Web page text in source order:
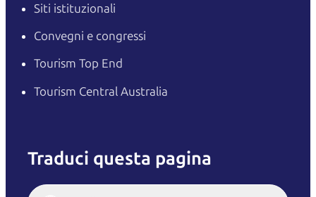
Siti istituzionali
Convegni e congressi
Tourism Top End
Tourism Central Australia
Traduci questa pagina
Italiano